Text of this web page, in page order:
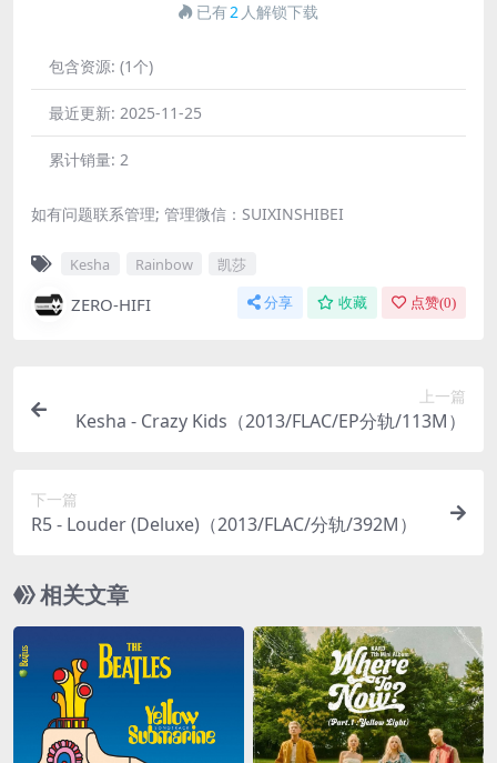
已有2 人解锁下载
包含资源: (1个)
最近更新: 2025-11-25
累计销量: 2
如有问题联系管理; 管理微信：SUIXINSHIBEI
Kesha Rainbow 凯莎
ZERO-HIFI 分享 收藏 点赞(0)
上一篇
Kesha - Crazy Kids（2013/FLAC/EP分轨/113M）
下一篇
R5 - Louder (Deluxe)（2013/FLAC/分轨/392M）
相关文章